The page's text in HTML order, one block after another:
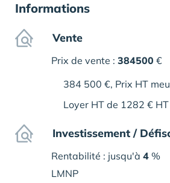
Informations
Vente
Prix de vente : 384500 €
384 500 €, Prix HT
Loyer HT de 1282 € HT
Investissement /
Rentabilité : jusqu'à 4 %
LMNP